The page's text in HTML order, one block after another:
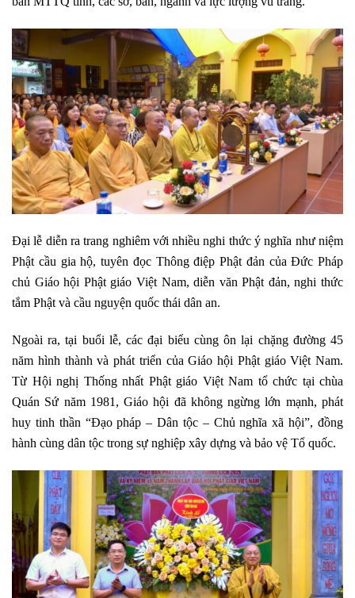
Đại lễ diễn ra trang nghiêm với nhiều nghi thức ý nghĩa như niệm
Phật cầu gia hộ, tuyên đọc Thông điệp Phật đản của Đức Pháp
chủ Giáo hội Phật giáo Việt Nam, diễn văn Phật đản, nghi thức
tắm Phật và cầu nguyện quốc thái dân an.
Ngoài ra, tại buổi lễ, các đại biểu cùng ôn lại chặng đường 45
năm hình thành và phát triển của Giáo hội Phật giáo Việt Nam.
Từ Hội nghị Thống nhất Phật giáo Việt Nam tổ chức tại chùa
Quán Sứ năm 1981, Giáo hội đã không ngừng lớn mạnh, phát
huy tinh thần “Đạo pháp – Dân tộc – Chủ nghĩa xã hội”, đồng
hành cùng dân tộc trong sự nghiệp xây dựng và bảo vệ Tổ quốc.